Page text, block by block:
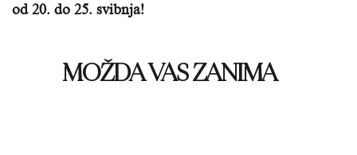
od 20. do 25. svibnja!
MOŽDA VAS ZANIMA